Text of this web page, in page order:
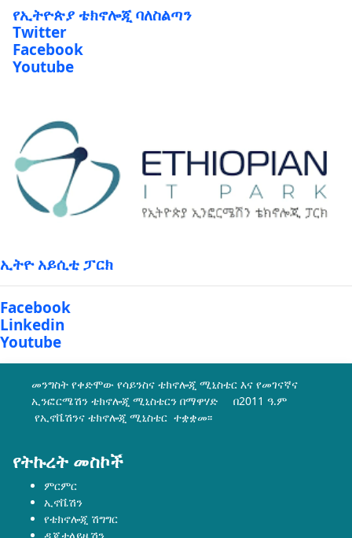
የኢትዮጵያ ቴክኖሎጂ ባለስልጣን
Twitter
Facebook
Youtube
ኢትዮ አይሲቲ ፓርክ
Facebook
Linkedin
Youtube
መንግስት የቀድሞው የሳይንስና ቴክኖሎጂ ሚኒስቴር እና የመገናኛና
ኢንፎርሜሽን ቴክኖሎጂ ሚኒስቴርን በማዋሃድ በ2011 ዓ.ም
የኢኖቬሽንና ቴክኖሎጂ ሚኒስቴር ተቋቋመ፡፡
የትኩረት መስኮች
ምርምር
ኢኖቬሽን
የቴክኖሎጂ ሽግግር